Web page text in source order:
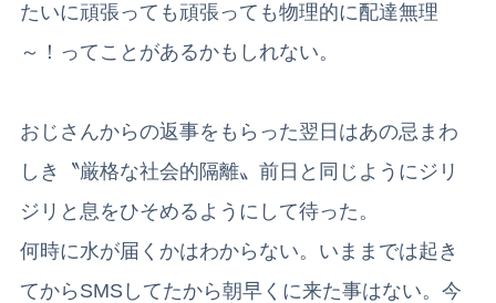
たいに頑張っても頑張っても物理的に配達無理
～！ってことがあるかもしれない。
おじさんからの返事をもらった翌日はあの忌まわ
しき〝厳格な社会的隔離〟前日と同じようにジリ
ジリと息をひそめるようにして待った。
何時に水が届くかはわからない。いままでは起き
てからSMSしてたから朝早くに来た事はない。今